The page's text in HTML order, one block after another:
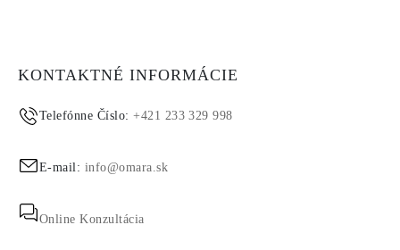
KONTAKTNÉ INFORMÁCIE
Telefónne Číslo:+421 233 329 998
E-mail: info@omara.sk
Online Konzultácia